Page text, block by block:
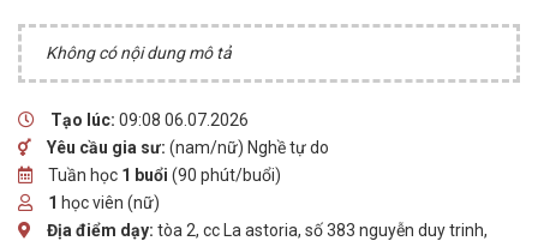
Không có nội dung mô tả
Tạo lúc: 09:08 06.07.2026
Yêu cầu gia sư: (nam/nữ) Nghề tự do
Tuần học 1 buổi (90 phút/buổi)
1 học viên (nữ)
Địa điểm dạy: tòa 2, cc La astoria, số 383 nguyễn duy trinh,